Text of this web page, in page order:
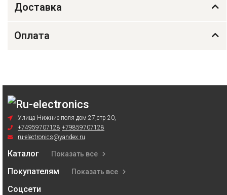
Доставка
Оплата
Улица Нижние поля дом 27,стр 20,
+74959707128 +79859707128
ru-electronics@yandex.ru
Каталог Показать все
Покупателям Показать все
Соцсети